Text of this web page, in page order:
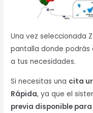
Una vez seleccionada
pantalla donde podrás
a tus necesidades.
Si necesitas una cita
Rápida, ya que el
previa disponible